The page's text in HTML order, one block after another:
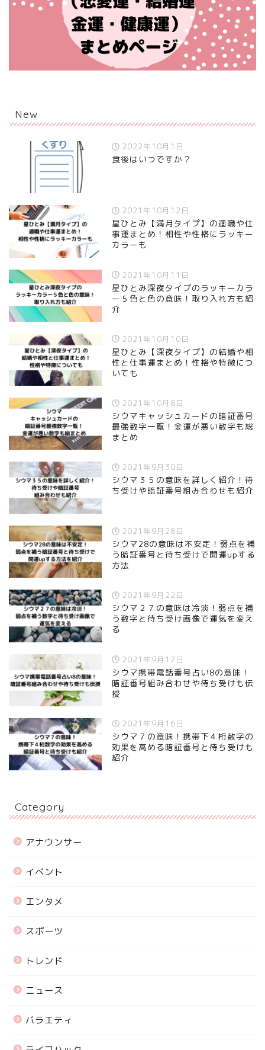
New
2022年10月1日
食後はいつですか？
2021年10月12日
星ひとみ【満月タイプ】の適職や仕
事運まとめ！相性や性格にラッキー
カラーも
2021年10月11日
星ひとみ深夜タイプのラッキーカラ
ー５色と色の意味！取り入れ方も紹
介
2021年10月10日
星ひとみ【深夜タイプ】の結婚や相
性と仕事運まとめ！性格や特徴につ
いても
2021年10月8日
シウマキャッシュカードの暗証番号
最強数字一覧！金運が悪い数字も総
まとめ
2021年9月30日
シウマ３５の意味を詳しく紹介！待
ち受けや暗証番号組み合わせも紹介
2021年9月28日
シウマ28の意味は不安定！弱点を補
う暗証番号と待ち受けで開運upする
方法
2021年9月22日
シウマ２７の意味は冷淡！弱点を補
う数字と待ち受け画像で運気を変え
る
2021年9月17日
シウマ携帯電話番号占い8の意味！
暗証番号組み合わせや待ち受けも伝
授
2021年9月16日
シウマ７の意味！携帯下４桁数字の
効果を高める暗証番号と待ち受けも
紹介
Category
アナウンサー
イベント
エンタメ
スポーツ
トレンド
ニュース
バラエティ